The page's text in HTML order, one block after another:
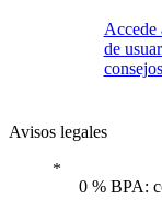
Accede
de
consejos
Avisos legales
0 % BPA: